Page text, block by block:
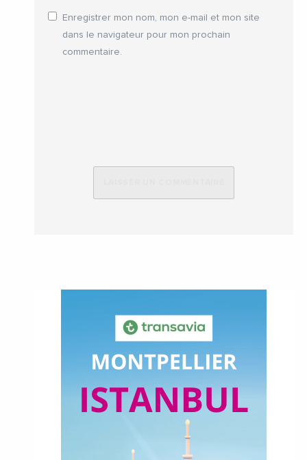
Enregistrer mon nom, mon e-mail et mon site
dans le navigateur pour mon prochain
commentaire.